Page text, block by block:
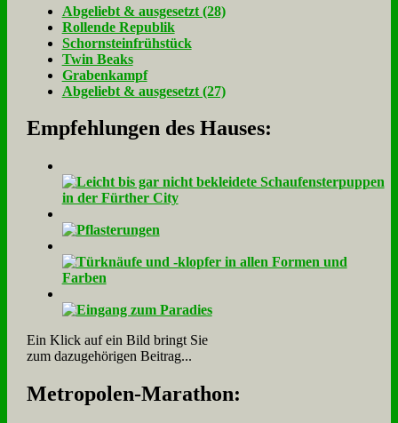
Ab­ge­liebt & aus­ge­setzt (28)
Rol­len­de Re­pu­blik
Schorn­stein­früh­stück
Twin Beaks
Gra­ben­kampf
Ab­ge­liebt & aus­ge­setzt (27)
Empfehlungen des Hauses:
Ein Klick auf ein Bild bringt Sie
zum dazugehörigen Beitrag...
Me­tro­po­len-Ma­ra­thon: